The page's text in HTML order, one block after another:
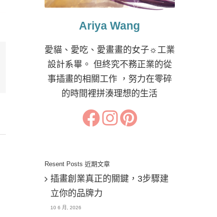
Ariya Wang
愛貓、愛吃、愛畫畫的女子☼工業
設計系畢。 但終究不務正業的從
事插畫的相關工作 ，努力在零碎
的時間裡拼湊理想的生活
Resent Posts 近期文章
插畫創業真正的關鍵，3步驟建
立你的品牌力
10 6 月, 2026